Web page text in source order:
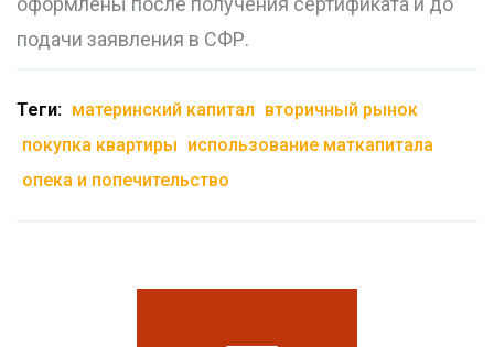
подачи заявления в СФР.
Теги: материнский капитал вторичный рынок
покупка квартиры использование маткапитала
опека и попечительство